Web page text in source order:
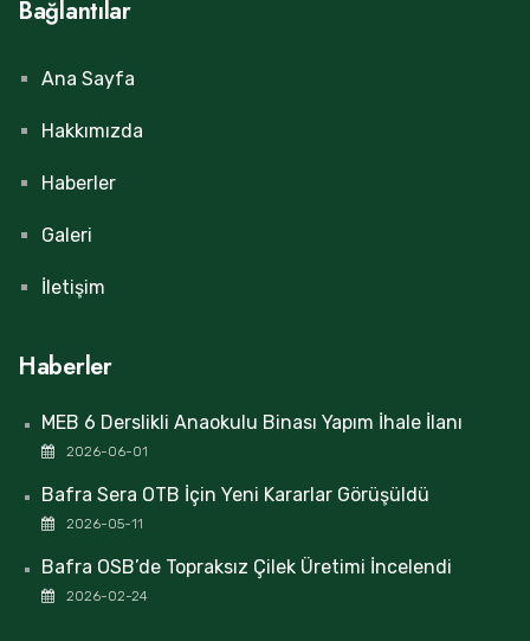
Bağlantılar
Ana Sayfa
Hakkımızda
Haberler
Galeri
İletişim
Haberler
MEB 6 Derslikli Anaokulu Binası Yapım İhale İlanı
2026-06-01
Bafra Sera OTB İçin Yeni Kararlar Görüşüldü
2026-05-11
Bafra OSB’de Topraksız Çilek Üretimi İncelendi
2026-02-24